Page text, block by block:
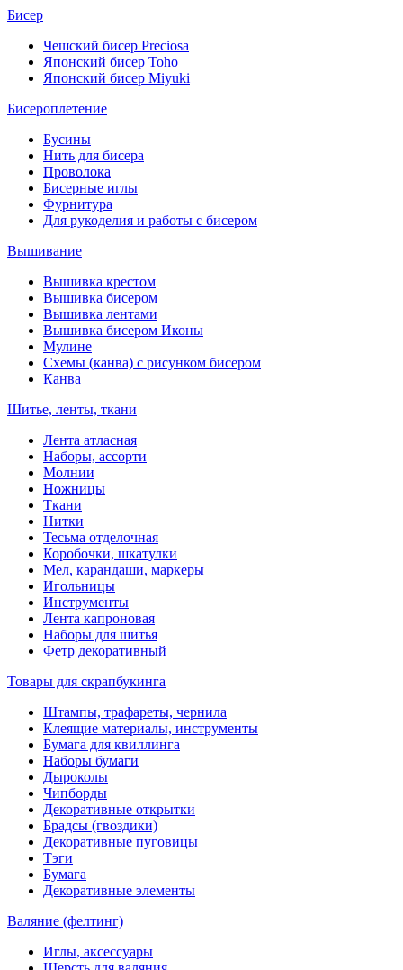
Бисер
Чешский бисер Preciosa
Японский бисер Toho
Японский бисер Miyuki
Бисероплетение
Бусины
Нить для бисера
Проволока
Бисерные иглы
Фурнитура
Для рукоделия и работы с бисером
Вышивание
Вышивка крестом
Вышивка бисером
Вышивка лентами
Вышивка бисером Иконы
Мулине
Схемы (канва) с рисунком бисером
Канва
Шитье, ленты, ткани
Лента атласная
Наборы, ассорти
Молнии
Ножницы
Ткани
Нитки
Тесьма отделочная
Коробочки, шкатулки
Мел, карандаши, маркеры
Игольницы
Инструменты
Лента капроновая
Наборы для шитья
Фетр декоративный
Товары для скрапбукинга
Штампы, трафареты, чернила
Клеящие материалы, инструменты
Бумага для квиллинга
Наборы бумаги
Дыроколы
Чипборды
Декоративные открытки
Брадсы (гвоздики)
Декоративные пуговицы
Тэги
Бумага
Декоративные элементы
Валяние (фелтинг)
Иглы, аксессуары